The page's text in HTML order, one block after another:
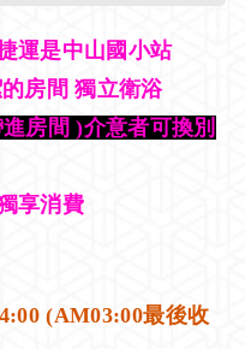
運是中山國小站
房間 獨立衛浴
房間 )介意者可換別
享消費
(AM03:00最後收